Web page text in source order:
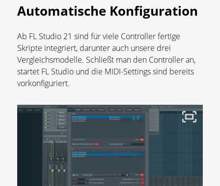
Automatische Konfiguration
Ab FL Studio 21 sind für viele Controller fertige
Skripte integriert, darunter auch unsere drei
Vergleichsmodelle. Schließt man den Controller an,
startet FL Studio und die MIDI-Settings sind bereits
vorkonfiguriert.